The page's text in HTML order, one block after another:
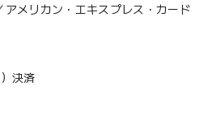
メリカン・エキスプレス・カード
決済